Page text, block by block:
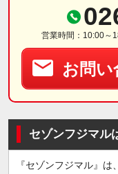
営業時間：10:00～
お問い
セゾンフジマル
『セゾンフジマル』